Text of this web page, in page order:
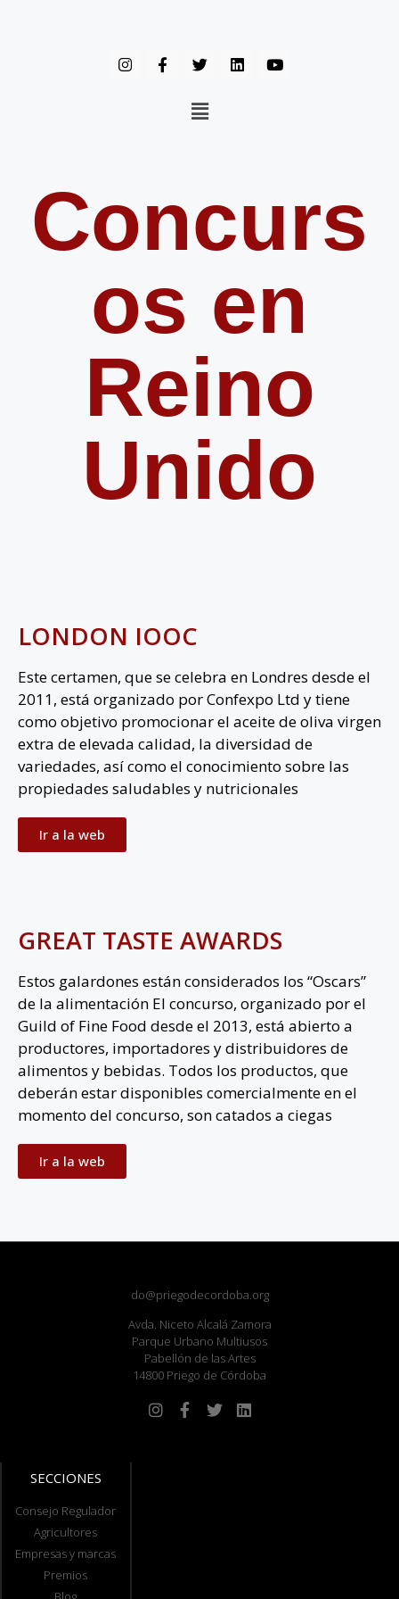
Concurs
os en
Reino
Unido
LONDON IOOC
Este certamen, que se celebra en Londres desde el
2011, está organizado por Confexpo Ltd y tiene
como objetivo promocionar el aceite de oliva virgen
extra de elevada calidad, la diversidad de
variedades, así como el conocimiento sobre las
propiedades saludables y nutricionales
Ir a la web
GREAT TASTE AWARDS
Estos galardones están considerados los “Oscars”
de la alimentación El concurso, organizado por el
Guild of Fine Food desde el 2013, está abierto a
productores, importadores y distribuidores de
alimentos y bebidas. Todos los productos, que
deberán estar disponibles comercialmente en el
momento del concurso, son catados a ciegas
Ir a la web
do@priegodecordoba.org
Avda. Niceto Alcalá Zamora
Parque Urbano Multiusos
Pabellón de las Artes
14800 Priego de Córdoba
SECCIONES
Consejo Regulador
Agricultores
Empresas y marcas
Premios